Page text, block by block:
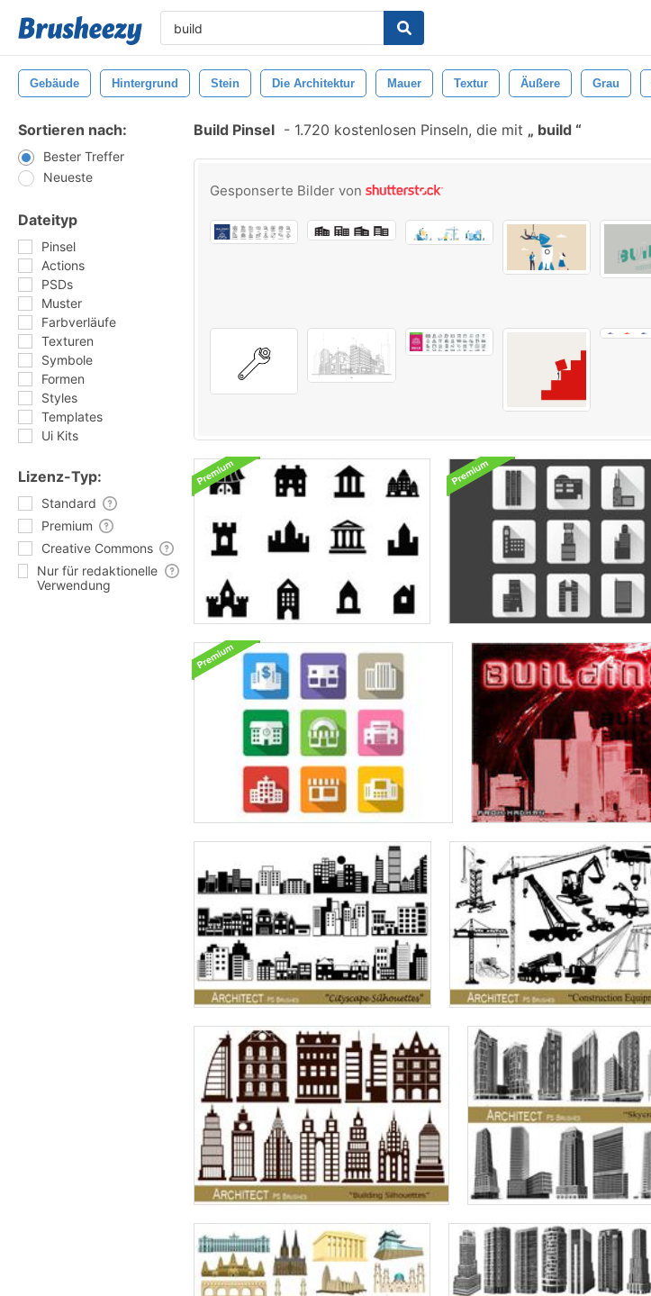
Gebäude Hintergrund Stein Die Architektur Mauer Textur Äußere Grau
Sortieren nach:
Bester Treffer
Neueste
Dateityp
Pinsel
Actions
PSDs
Muster
Farbverläufe
Texturen
Symbole
Formen
Styles
Templates
Ui Kits
Lizenz-Typ:
Standard
Premium
Creative Commons
Nur für redaktionelle
Verwendung
Build Pinsel - 1.720 kostenlosen Pinseln, die mit build
Gesponserte Bilder von